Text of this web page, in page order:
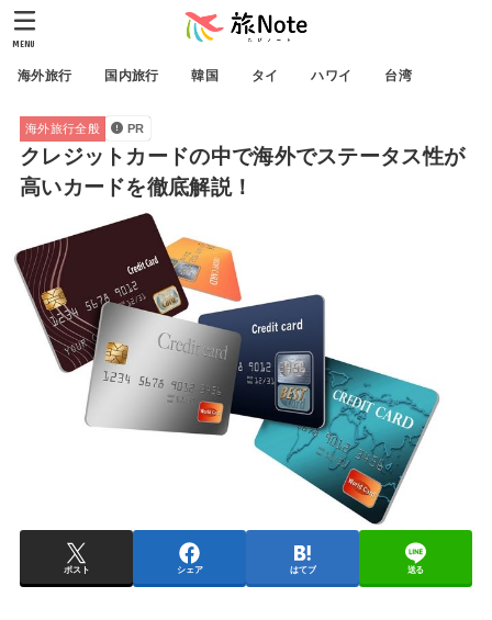
海外旅行 国内旅行 韓国 タイ ハワイ 台湾
MENU
海外旅行全般 PR
クレジットカードの中で海外でステータス性が
高いカードを徹底解説！
ポスト シェア はてブ 送る